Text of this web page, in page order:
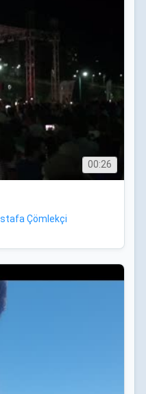
00:26
Çömlekçi